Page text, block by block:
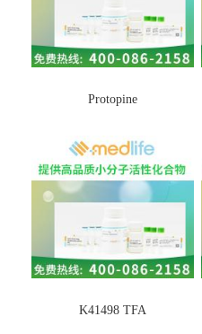
Protopine
K41498 TFA